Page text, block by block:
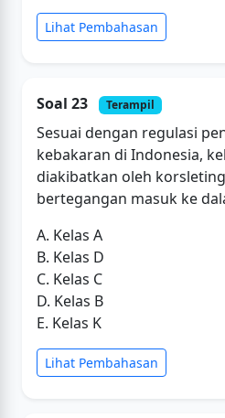
Lihat Pembahasan
Soal 23 Terampil
Sesuai dengan regulasi
kebakaran di Indonesia,
diakibatkan oleh
bertegangan masuk ke
A. Kelas A
B. Kelas D
C. Kelas C
D. Kelas B
E. Kelas K
Lihat Pembahasan